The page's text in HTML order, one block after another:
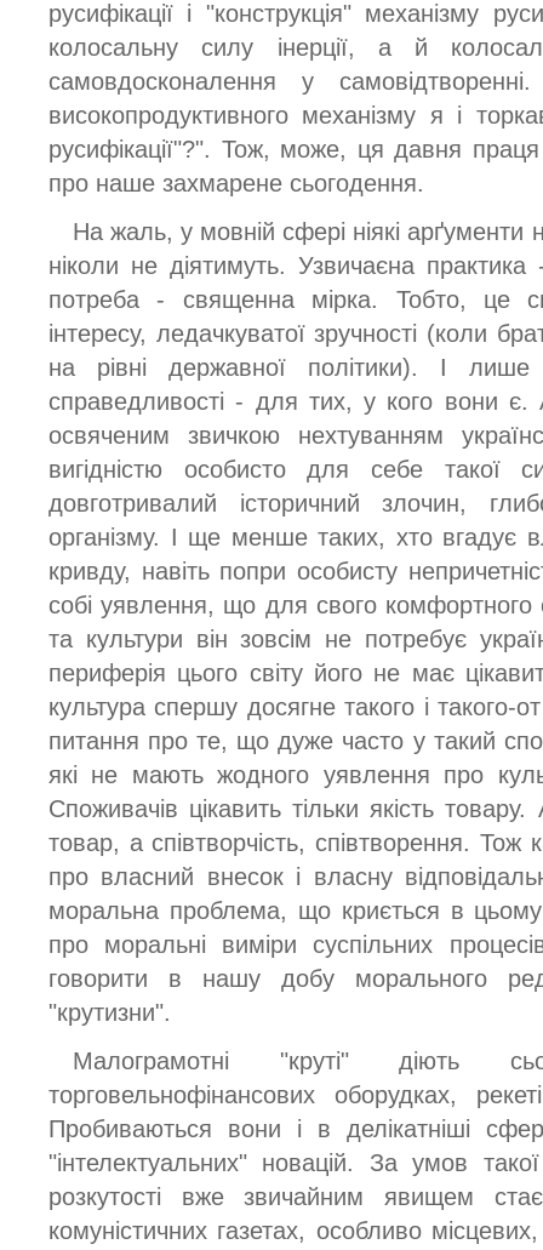
русифікації і "конструкція" механізму
колосальну силу інерції, а й
самовдосконалення у
високопродуктивного механізму я і
русифікації"?". Тож, може, ця давня
про наше захмарене сьогодення.
На жаль, у мовній сфері ніякі арґументи
ніколи не діятимуть. Узвичаєна
потреба - священна мірка. Тобто, це
інтересу, ледачкуватої зручності (коли
на рівні державної політики). І лише
справедливості - для тих, у кого вони
освяченим звичкою нехтуванням
вигідністю особисто для себе такої
довготривалий історичний злочин,
організму. І ще менше таких, хто вгадує
кривду, навіть попри особисту
собі уявлення, що для свого комфортного
та культури він зовсім не потребує
периферія цього світу його не має
культура спершу досягне такого і такого-
питання про те, що дуже часто у такий
які не мають жодного уявлення про
Споживачів цікавить тільки якість
товар, а співтворчість, співтворення. Тож
про власний внесок і власну
моральна проблема, що криється в цьому
про моральні виміри суспільних
говорити в нашу добу морального
"крутизни".
Малограмотні "круті" діють
торговельнофінансових оборудках,
Пробиваються вони і в делікатніші
"інтелектуальних" новацій. За умов
розкутості вже звичайним явищем
комуністичних газетах, особливо